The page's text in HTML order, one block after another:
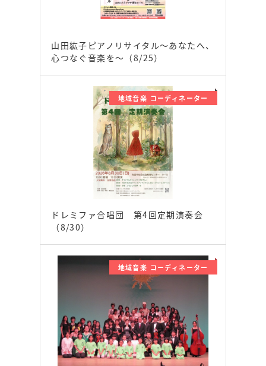
山田紘子ピアノリサイタル～あなたへ、
心つなぐ音楽を～（8/25）
地域音楽 コーディネーター
ドレミファ合唱団 第4回定期演奏会
（8/30）
地域音楽 コーディネーター